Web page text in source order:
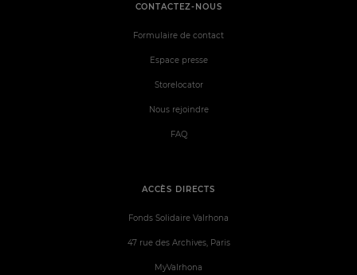
ACCÈS DIRECTS
Fonds Solidaire Valrhona
47 rue des Archives, Paris
MyValrhona
CONTACTEZ-NOUS
Formulaire de contact
Espace presse
Storelocator
Nous rejoindre
FAQ